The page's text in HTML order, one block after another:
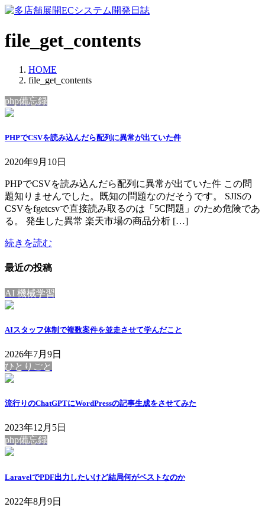
コ
テ
ン
キ
ッ
ナ
ゲ
ー
に
移
file_get_contents
HOME
file_get_contents
php備忘録
PHPでCSVを読み込んだら配列に異常が出ていた件
2020年9月10日
PHPでCSVを読み込んだら配列に異常が出ていた件 この問
題知りませんでした。既知の問題なのだそうです。 SJISの
CSVをfgetcsvで直接読み取るのは「5C問題」のため危険であ
る。 発生した異常 楽天市場の商品分析 […]
続きを読む
最近の投稿
AI 機械学習
AIスタッフ体制で複数案件を並走させて学んだこと
2026年7月9日
ひとりごと
流行りのChatGPTにWordPressの記事生成をさせてみた
2023年12月5日
php備忘録
LaravelでPDF出力したいけど結局何がベストなのか
2022年8月9日